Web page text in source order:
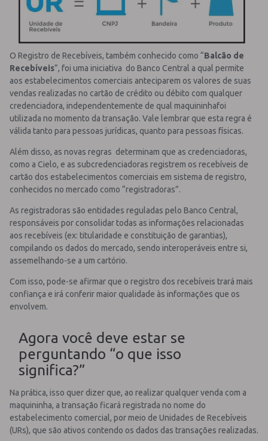
O Registro de Recebíveis, também conhecido como “Balcão de
Recebíveis”, foi uma iniciativa do Banco Central a qual permite
aos estabelecimentos comerciais anteciparem os valores de suas
vendas realizadas no cartão de crédito ou débito com qualquer
credenciadora, independentemente de qual maquininhafoi
utilizada no momento da transação. Vale lembrar que esta regra é
válida tanto para pessoas jurídicas, quanto para pessoas físicas.
Além disso, as novas regras determinam que as credenciadoras,
como a Cielo, e as subcredenciadoras registrem os recebíveis de
cartão dos estabelecimentos comerciais em sistema de registro,
conhecidos no mercado como “registradoras”.
As registradoras são entidades reguladas pelo Banco Central,
responsáveis por consolidar todas as informações relacionadas
aos recebíveis (ex: titularidade e constituição de garantias),
compilando os dados do mercado, sendo interoperáveis entre si,
assemelhando-se a um cartório.
Com isso, pode-se afirmar que o registro dos recebíveis trará mais
confiança e irá conferir maior qualidade às informações que os
envolvem.
Agora você deve estar se
perguntando “o que isso
significa?”
Na prática, isso quer dizer que, ao realizar qualquer venda com a
maquininha, a transação ficará registrada no nome do
estabelecimento comercial, por meio de Unidades de Recebíveis
(URs), que são ativos contendo os dados das transações realizadas.